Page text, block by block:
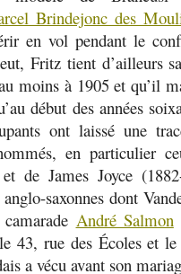
Brindejonc des
en vol pendant le
Fritz tient d’ailleurs
moins à 1905 et qu’il
début des années
ont laissé une
en particulier
de James Joyce
saxonnes dont
André Salmon
43, rue des Écoles et le
a vécu avant son